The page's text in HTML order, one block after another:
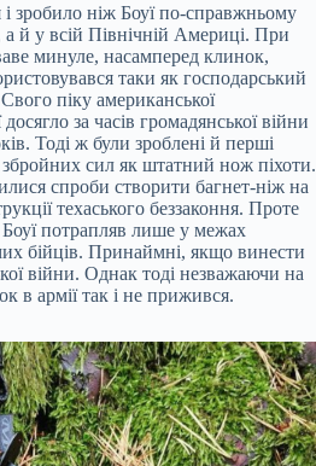
і зробило ніж Боуї по-справжньому
у всій Північній Америці. При
минуле, насамперед клинок,
таки як господарський
піку американської
за часів громадянської війни
Тоді ж були зроблені й перші
сил як штатний нож піхоти.
спроби створити багнет-ніж на
техаського беззаконня. Проте
Боуї потрапляв лише у межах
бійців. Принаймні, якщо винести
війни. Однак тоді незважаючи на
в армії так і не прижився.